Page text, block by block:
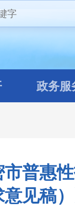
政务服
普惠
见稿